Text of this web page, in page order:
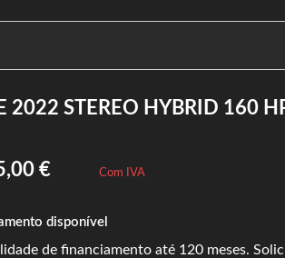
2022 STEREO HYBRID 160
€
Com IVA
disponível
de financiamento até 120 meses.